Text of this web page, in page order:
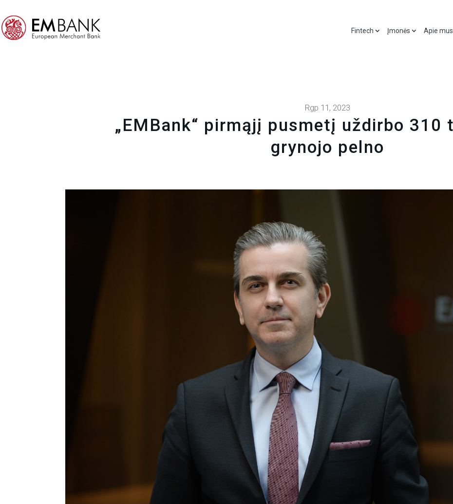
Fintech Įmonės Apie mus
Rgp 11, 2023
„EMBank“ pirmąjį pusmetį uždirbo 310
grynojo pelno